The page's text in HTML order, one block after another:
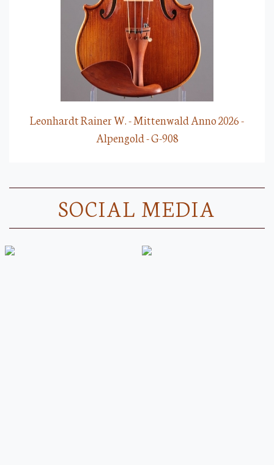
Leonhardt Rainer W. - Mittenwald Anno 2026 -
Alpengold - G-908
SOCIAL MEDIA